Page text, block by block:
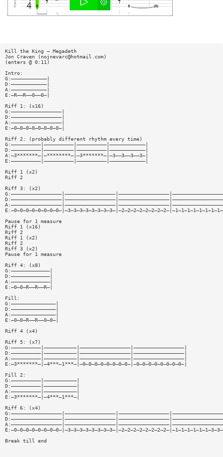
Kill the King — Megadeth
Jon Craven ( nojnevarc@hotmail.com)
(enters @ 0:11)
Intro:
G:————————————|
D:————————————|
A:————————————|
E:—R——R——0——0—|
Riff 1: (x16)
G:—————————————————|
D:—————————————————|
A:—————————————————|
E:—0—0—0—0—0—0—0—0—|
Riff 2: (probably different rhythm every time)
G:——————————|——————————|——————————|————————————|
D:——————————|——————————|——————————|————————————|
A:—3*******—|—********—|—3*******—|—3——3——3——3—|
E:——————————|——————————|——————————|————————————|
Riff 1 (x2)
Riff 2
Riff 3: (x2)
Pause for 1 measure
Riff 1 (x16)
Riff 2
Riff 1 (x2)
Riff 2
Riff 3 (x2)
Pause for 1 measure
Riff 4: (x8)
G:—————————————|
D:—————————————|
A:—————————————|
E:—0—0—R——R——R—|
Fill:
G:———————————————|
D:———————————————|
A:———————————————|
E:—0—0—R——R——0—0—|
Riff 4 (x4)
Riff 5: (x7)
G:——————————|———————————|—————————————————|—————————————————|
D:——————————|———————————|—————————————————|—————————————————|
A:——————————|———————————|—————————————————|—————————————————|
E:—3*******—|—4***—1***—|—0—0—0—0—0—0—0—0—|—0—0—0—0—0—0—0—0—|
Fill 2:
G:——————————|———————————|
D:——————————|———————————|
A:——————————|———————————|
E:—3*******—|—4***—1***—|
Riff 6: (x4)
Break till end